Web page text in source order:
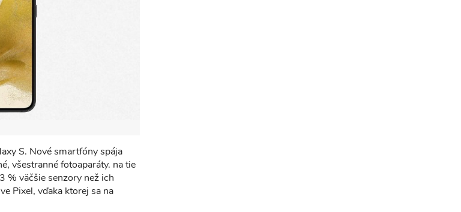
S. Nové smartfóny spája
všestranné fotoaparáty. na tie
% väčšie senzory než ich
Pixel, vďaka ktorej sa na